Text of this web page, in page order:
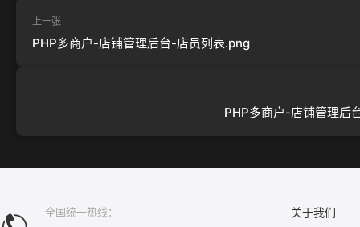
上一张
PHP多商户-店铺管理后台-店员列表.png
PHP多商户-店铺管理后
全国统一热线： 关于我们